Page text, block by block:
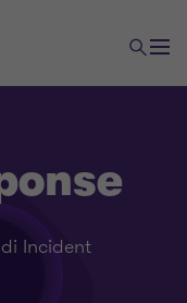
Incident